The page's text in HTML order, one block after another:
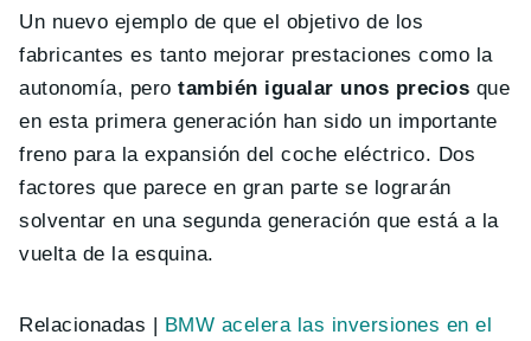
Un nuevo ejemplo de que el objetivo de los
fabricantes es tanto mejorar prestaciones como la
autonomía, perotambién igualar unos precios que
en esta primera generación han sido un importante
freno para la expansión del coche eléctrico. Dos
factores que parece en gran parte se lograrán
solventar en una segunda generación que está a la
vuelta de la esquina.
Relacionadas | BMW acelera las inversiones en el